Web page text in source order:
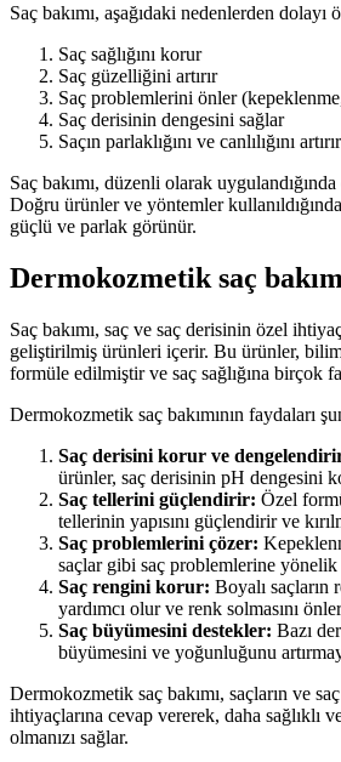
Saç bakımı, aşağıdaki nedenlerden dolayı
Saç sağlığını korur
Saç güzelliğini artırır
Saç problemlerini önler
Saç derisinin dengesini sağlar
Saçın parlaklığını ve canlılığını artırır
Saç bakımı, düzenli olarak
Doğru ürünler ve yöntemler
güçlü ve parlak görünür.
Dermokozmetik saç
Saç bakımı, saç ve saç derisinin özel
geliştirilmiş ürünleri içerir. Bu ürünler,
formüle edilmiştir ve saç sağlığına birçok
Dermokozmetik saç bakımının faydaları
Saç derisini korur ve
ürünler, saç derisinin pH dengesini
Saç tellerini güçlendirir: Özel
tellerinin yapısını güçlendirir ve
Saç problemlerini çözer:
saçlar gibi saç problemlerine
Saç rengini korur: Boyalı saçların
yardımcı olur ve renk solmasını
Saç büyümesini destekler: Bazı
büyümesini ve yoğunluğunu
Dermokozmetik saç bakımı, saçların ve
ihtiyaçlarına cevap vererek, daha sağlıklı
olmanızı sağlar.